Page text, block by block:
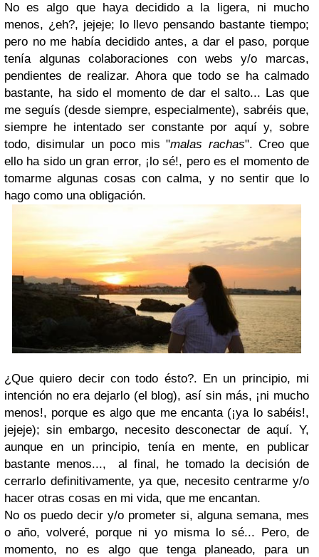
No es algo que haya decidido a la ligera, ni mucho
menos, ¿eh?, jejeje; lo llevo pensando bastante tiempo;
pero no me había decidido antes, a dar el paso, porque
tenía algunas colaboraciones con webs y/o marcas,
pendientes de realizar. Ahora que todo se ha calmado
bastante, ha sido el momento de dar el salto... Las que
me seguís (desde siempre, especialmente), sabréis que,
siempre he intentado ser constante por aquí y, sobre
todo, disimular un poco mis "malas rachas". Creo que
ello ha sido un gran error, ¡lo sé!, pero es el momento de
tomarme algunas cosas con calma, y no sentir que lo
hago como una obligación.
¿Que quiero decir con todo ésto?. En un principio, mi
intención no era dejarlo (el blog), así sin más, ¡ni mucho
menos!, porque es algo que me encanta (¡ya lo sabéis!,
jejeje); sin embargo, necesito desconectar de aquí. Y,
aunque en un principio, tenía en mente, en publicar
bastante menos..., al final, he tomado la decisión de
cerrarlo definitivamente, ya que, necesito centrarme y/o
hacer otras cosas en mi vida, que me encantan.
No os puedo decir y/o prometer si, alguna semana, mes
o año, volveré, porque ni yo misma lo sé... Pero, de
momento, no es algo que tenga planeado, para un